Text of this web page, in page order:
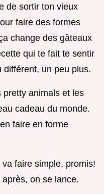
de sortir ton vieux
faire des formes
change des gâteaux
qui te fait te sentir
différent, un peu plus.
pretty animals et les
cadeau du monde.
faire en forme
faire simple, promis!
on se lance.